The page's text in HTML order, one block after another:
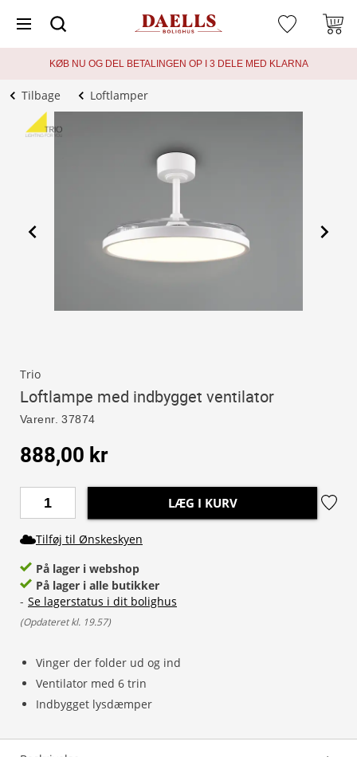
KØB NU OG DEL BETALINGEN OP I 3 DELE MED KLARNA
Tilbage Loftlamper
Trio
Loftlampe med indbygget ventilator
Varenr. 37874
Vinger der folder ud og ind
Ventilator med 6 trin
Indbygget lysdæmper
888,00 kr
LÆG I KURV
Tilføj til Ønskeskyen
På lager i webshop
På lager i alle butikker
- Se lagerstatus i dit bolighus
(Opdateret kl. 19.57)